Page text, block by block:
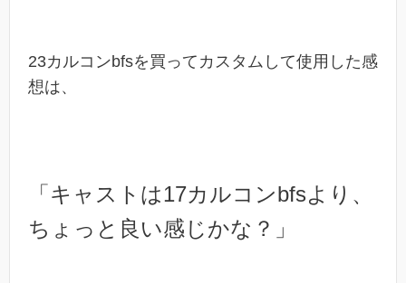
23カルコンbfsを買ってカスタムして使用した感
想は、
「キャストは17カルコンbfsより、
ちょっと良い感じかな？」